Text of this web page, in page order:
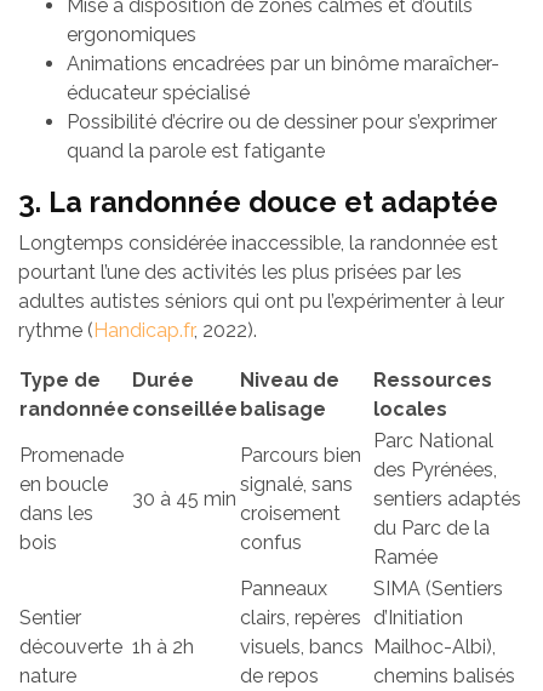
Mise à disposition de zones calmes et d’outils
ergonomiques
Animations encadrées par un binôme maraîcher-
éducateur spécialisé
Possibilité d’écrire ou de dessiner pour s’exprimer
quand la parole est fatigante
3. La randonnée douce et adaptée
Longtemps considérée inaccessible, la randonnée est
pourtant l’une des activités les plus prisées par les
adultes autistes séniors qui ont pu l’expérimenter à leur
rythme (Handicap.fr, 2022).
Type de
randonnée
Durée
conseillée
Niveau de
balisage
Ressources
locales
Promenade
en boucle
dans les
bois
30 à 45 min
Parcours bien
signalé, sans
croisement
confus
Parc National
des Pyrénées,
sentiers adaptés
du Parc de la
Ramée
Sentier
découverte
nature
1h à 2h
Panneaux
clairs, repères
visuels, bancs
de repos
SIMA (Sentiers
d’Initiation
Mailhoc-Albi),
chemins balisés